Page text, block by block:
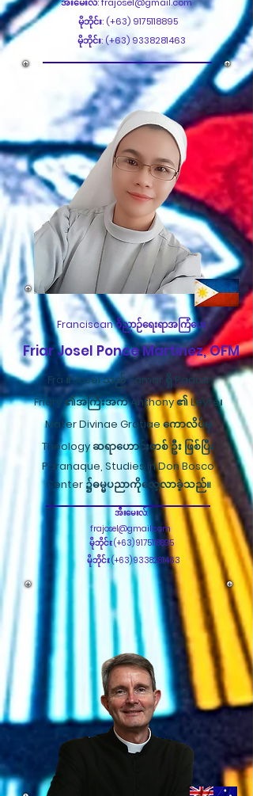
မိုဘိုင်း: (+63) 9175118895
မိုဘိုင်း: (+63) 9338281463
Franciscan ဝိညာဉ်ရေးရာအကြံပေး
Friar Josel Ponce Martinez, OFM
Fra ။ Josel သည် Samar ရှိ Padua
Friary ၏အကြီးအကဲ Anthony ၏ Leyte၊
Mater Divinae Gratiae ကောလိပ်မှ
Theology ဆရာဟောင်းတစ် ဦး ဖြစ်ပြီး
Paranaque, Studies in Don Bosco
Center ၌ဓမ္မပညာကိုလေ့လာခဲ့သည်။
အီးမေးလ်:
frajosel@gmail.com
မိုဘိုင်း: (+63)9175118895
မိုဘိုင်း: (+63)9338281463